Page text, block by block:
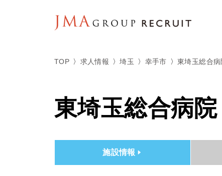
TOP 求人情報 埼玉 幸手市 東埼玉総合病
東埼玉総合病院
施設情報